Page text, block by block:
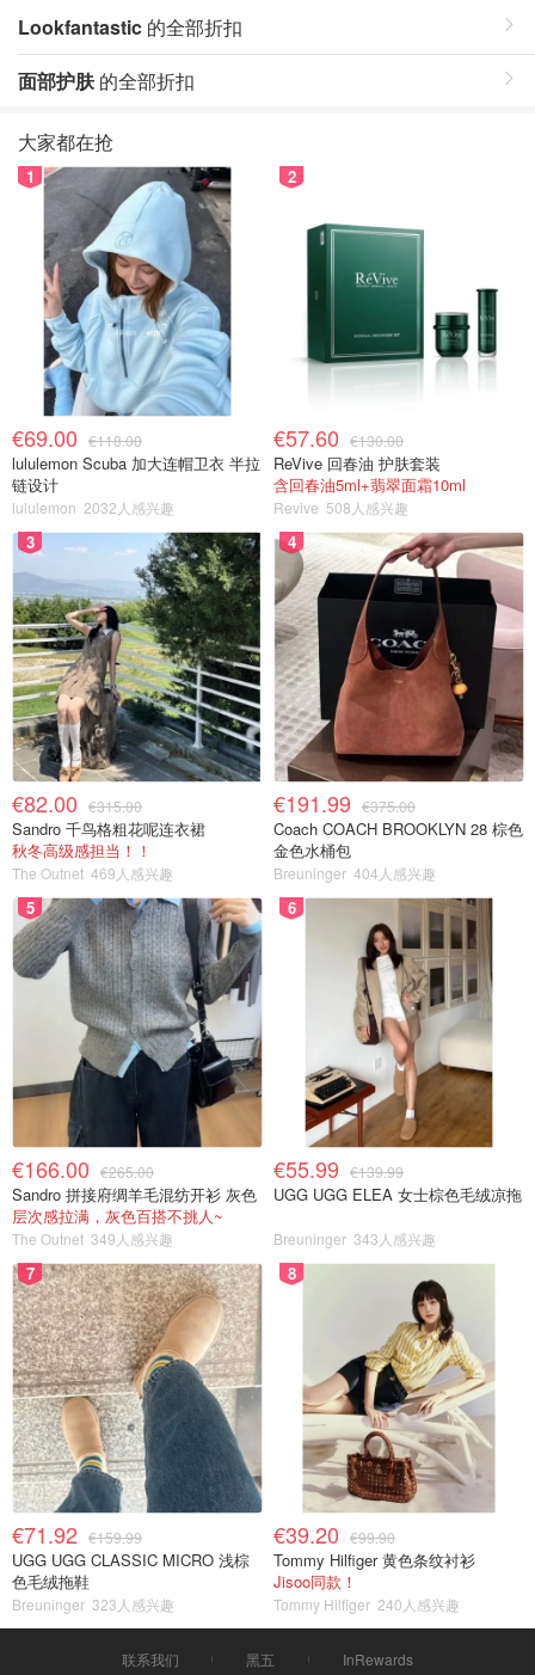
Lookfantastic 的全部折扣
面部护肤的全部折扣
大家都在抢
1
€69.00 €118.00
lululemon Scuba 加大连帽卫衣 半拉
链设计
lululemon 2032人感兴趣
2
€57.60 €130.00
ReVive 回春油 护肤套装
含回春油5ml+翡翠面霜10ml
Revive 508人感兴趣
3
€82.00 €315.00
Sandro 千鸟格粗花呢连衣裙
秋冬高级感担当！！
The Outnet 469人感兴趣
4
€191.99 €375.00
Coach COACH BROOKLYN 28 棕色
金色水桶包
Breuninger 404人感兴趣
5
€166.00 €265.00
Sandro 拼接府绸羊毛混纺开衫 灰色
层次感拉满，灰色百搭不挑人~
The Outnet 349人感兴趣
6
€55.99 €139.99
UGG UGG ELEA 女士棕色毛绒凉拖
Breuninger 343人感兴趣
7
€71.92 €159.99
UGG UGG CLASSIC MICRO 浅棕
色毛绒拖鞋
Breuninger 323人感兴趣
8
€39.20 €99.90
Tommy Hilfiger 黄色条纹衬衫
Jisoo同款！
Tommy Hilfiger 240人感兴趣
联系我们 黑五 InRewards